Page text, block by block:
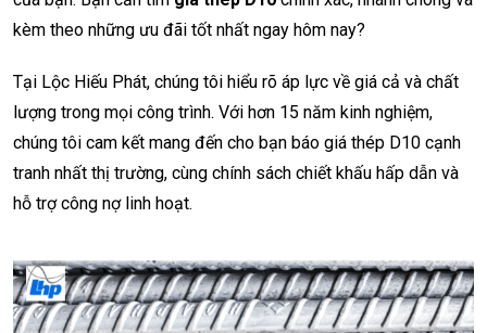
kèm theo những ưu đãi tốt nhất ngay hôm nay?
Tại Lộc Hiếu Phát, chúng tôi hiểu rõ áp lực về giá cả và chất
lượng trong mọi công trình. Với hơn 15 năm kinh nghiệm,
chúng tôi cam kết mang đến cho bạn báo giá thép D10 cạnh
tranh nhất thị trường, cùng chính sách chiết khấu hấp dẫn và
hỗ trợ công nợ linh hoạt.